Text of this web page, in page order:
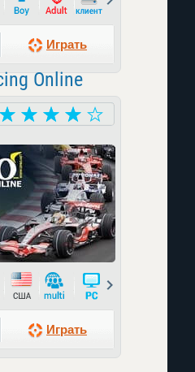
Играть
Online
Играть